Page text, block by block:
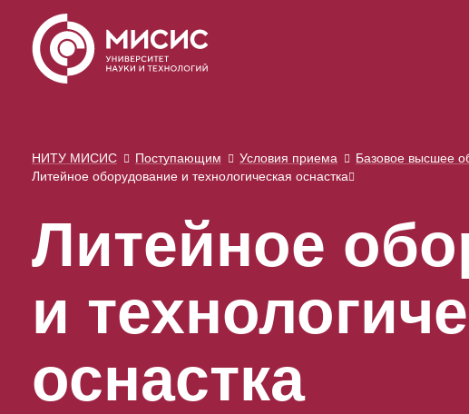
НИТУ МИСИС Поступающим Условия приема Базовое высшее
Литейное оборудование и технологическая оснастка
Литейное
и
оснастка